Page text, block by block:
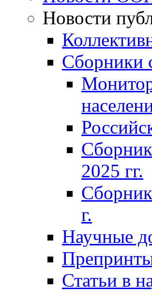
Новости
Сборники
2025 гг.
г.
Научные
Статьи в